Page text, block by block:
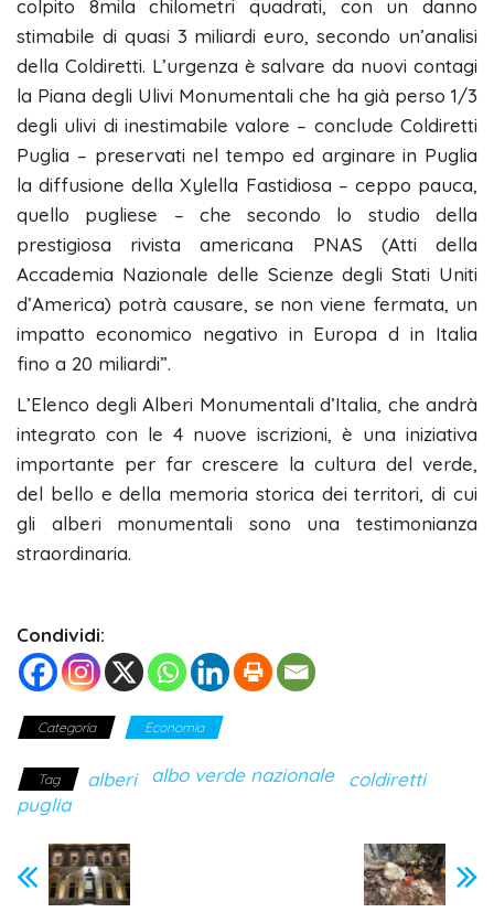
colpito 8mila chilometri quadrati, con un danno
stimabile di quasi 3 miliardi euro, secondo un’analisi
della Coldiretti. L’urgenza è salvare da nuovi contagi
la Piana degli Ulivi Monumentali che ha già perso 1/3
degli ulivi di inestimabile valore – conclude Coldiretti
Puglia – preservati nel tempo ed arginare in Puglia
la diffusione della Xylella Fastidiosa – ceppo pauca,
quello pugliese – che secondo lo studio della
prestigiosa rivista americana PNAS (Atti della
Accademia Nazionale delle Scienze degli Stati Uniti
d’America) potrà causare, se non viene fermata, un
impatto economico negativo in Europa d in Italia
fino a 20 miliardi”.
L’Elenco degli Alberi Monumentali d’Italia, che andrà
integrato con le 4 nuove iscrizioni, è una iniziativa
importante per far crescere la cultura del verde,
del bello e della memoria storica dei territori, di cui
gli alberi monumentali sono una testimonianza
straordinaria.
Condividi:
Categoria Economia
Tag alberi albo verde nazionale
coldiretti
puglia